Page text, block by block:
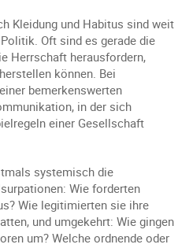
Kleidung und Habitus sind weit
Oft sind es gerade die
Herrschaft herausfordern,
können. Bei
bemerkenswerten
in der sich
einer Gesellschaft
systemisch die
Wie forderten
Wie legitimierten sie ihre
und umgekehrt: Wie gingen
um? Welche ordnende oder